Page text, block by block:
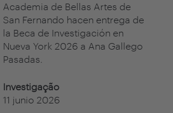
Academia de Bellas Artes de
San Fernando hacen entrega de
la Beca de Investigación en
Nueva York 2026 a Ana Gallego
Pasadas.
Investigação
11 junio 2026